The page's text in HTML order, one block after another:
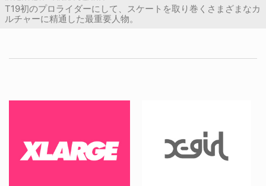
T19初のプロライダーにして、スケートを取り巻くさまざまなカ
ルチャーに精通した最重要人物。